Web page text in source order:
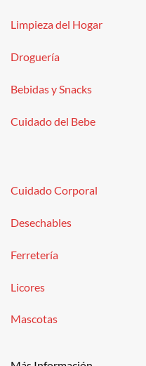
Limpieza del Hogar
Droguería
Bebidas y Snacks
Cuidado del Bebe
Cuidado Corporal
Desechables
Ferretería
Licores
Mascotas